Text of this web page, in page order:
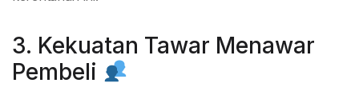
3. Kekuatan Tawar Menawar
Pembeli